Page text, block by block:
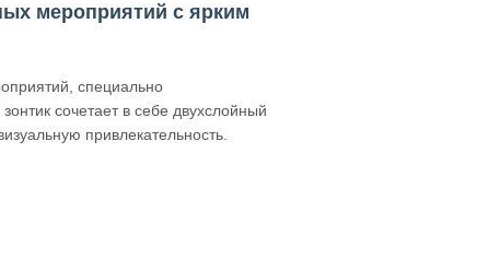
мероприятий с ярким
специально
сочетает в себе двухслойный
привлекательность.